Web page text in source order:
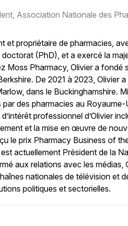
Association Nationale des
et propriétaire de pharmacies,
(PhD), et a exercé la
Pharmacy, Olivier a
De 2021 à 2023, Olivier
dans le Buckinghamshire.
des pharmacies au
professionnel d’Olivier
et la mise en œuvre de
le prix Pharmacy Business of
actuellement Président de la
aux relations avec les
nationales de télévision et
politiques et sectorielles.